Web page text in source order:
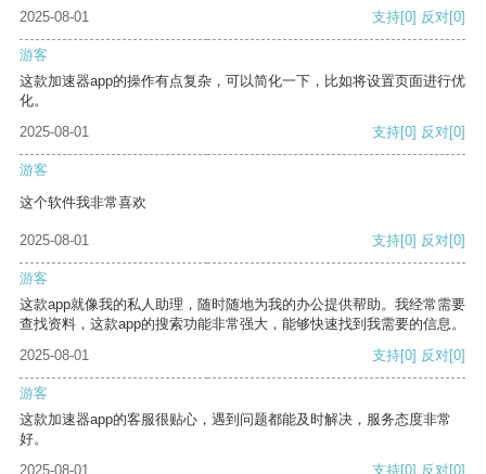
2025-08-01
支持[0] 反对[0]
游客
这款加速器app的操作有点复杂，可以简化一下，比如将设置页面进行优
化。
2025-08-01
支持[0] 反对[0]
游客
这个软件我非常喜欢
2025-08-01 支持[0] 反对[0]
游客
这款app就像我的私人助理，随时随地为我的办公提供帮助。我经常需要
查找资料，这款app的搜索功能非常强大，能够快速找到我需要的信息。
2025-08-01
支持[0] 反对[0]
游客
这款加速器app的客服很贴心，遇到问题都能及时解决，服务态度非常
好。
2025-08-01
支持[0] 反对[0]